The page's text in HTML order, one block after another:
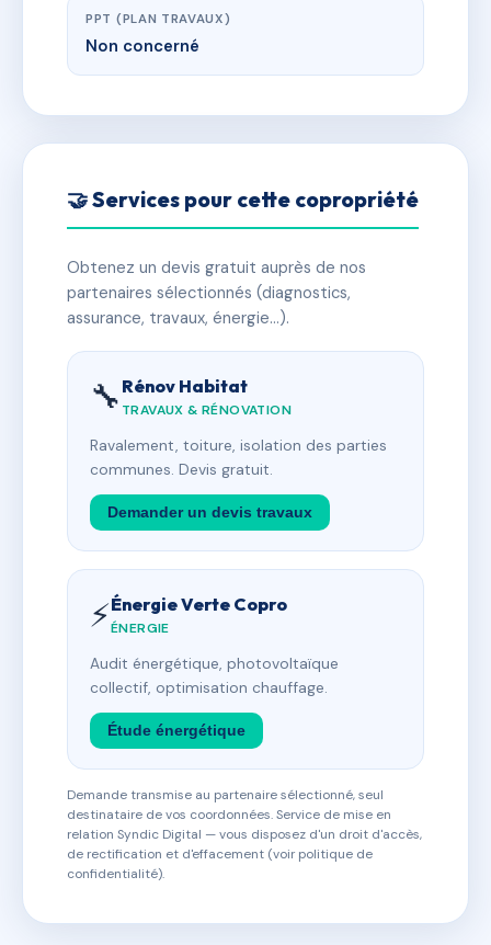
PPT (PLAN TRAVAUX)
Non concerné
🤝 Services pour cette copropriété
Obtenez un devis gratuit auprès de nos
partenaires sélectionnés (diagnostics,
assurance, travaux, énergie…).
🔧 Rénov Habitat
TRAVAUX & RÉNOVATION
Ravalement, toiture, isolation des parties
communes. Devis gratuit.
Demander un devis travaux
⚡Énergie Verte Copro
ÉNERGIE
Audit énergétique, photovoltaïque
collectif, optimisation chauffage.
Étude énergétique
Demande transmise au partenaire sélectionné, seul
destinataire de vos coordonnées. Service de mise en
relation Syndic Digital — vous disposez d'un droit d'accès,
de rectification et d'effacement (voir politique de
confidentialité).